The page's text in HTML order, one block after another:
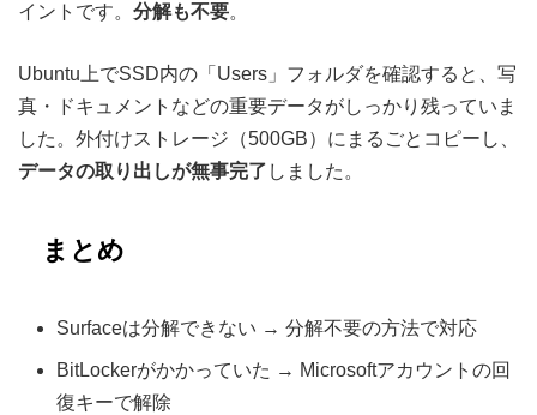
イントです。 分解も不要。
Ubuntu上でSSD内の「Users」フォルダを確認すると、写
真・ドキュメントなどの重要データがしっかり残っていま
した。外付けストレージ（500GB）にまるごとコピーし、
データの取り出しが無事完了 しました。
まとめ
Surfaceは分解できない → 分解不要の方法で対応
BitLockerがかかっていた → Microsoftアカウントの回
復キーで解除